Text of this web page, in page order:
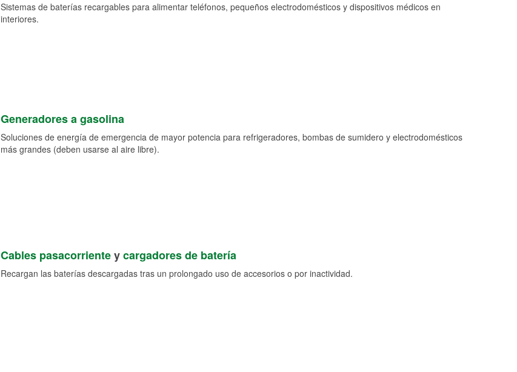
Sistemas de baterías recargables para alimentar teléfonos, pequeños electrodomésticos y dispositivos médicos en
interiores.
Generadores a gasolina
Soluciones de energía de emergencia de mayor potencia para refrigeradores, bombas de sumidero y electrodomésticos
más grandes (deben usarse al aire libre).
Cables pasacorrienteycargadores de batería
Recargan las baterías descargadas tras un prolongado uso de accesorios o por inactividad.